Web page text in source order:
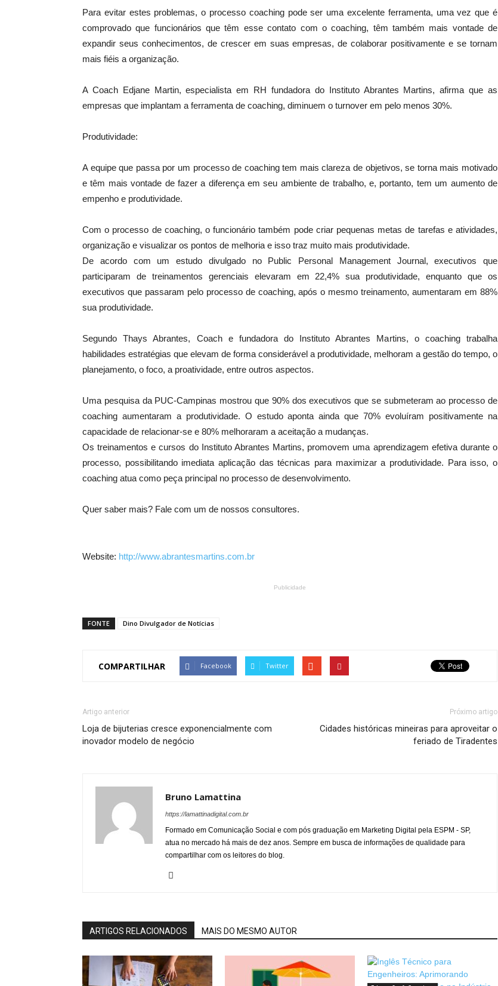
Para evitar estes problemas, o processo coaching pode ser uma excelente ferramenta, uma vez que é
comprovado que funcionários que têm esse contato com o coaching, têm também mais vontade de
expandir seus conhecimentos, de crescer em suas empresas, de colaborar positivamente e se tornam
mais fiéis a organização.
A Coach Edjane Martin, especialista em RH fundadora do Instituto Abrantes Martins, afirma que as
empresas que implantam a ferramenta de coaching, diminuem o turnover em pelo menos 30%.
Produtividade:
A equipe que passa por um processo de coaching tem mais clareza de objetivos, se torna mais motivado
e têm mais vontade de fazer a diferença em seu ambiente de trabalho, e, portanto, tem um aumento de
empenho e produtividade.
Com o processo de coaching, o funcionário também pode criar pequenas metas de tarefas e atividades,
organização e visualizar os pontos de melhoria e isso traz muito mais produtividade.
De acordo com um estudo divulgado no Public Personal Management Journal, executivos que
participaram de treinamentos gerenciais elevaram em 22,4% sua produtividade, enquanto que os
executivos que passaram pelo processo de coaching, após o mesmo treinamento, aumentaram em 88%
sua produtividade.
Segundo Thays Abrantes, Coach e fundadora do Instituto Abrantes Martins, o coaching trabalha
habilidades estratégias que elevam de forma considerável a produtividade, melhoram a gestão do tempo, o
planejamento, o foco, a proatividade, entre outros aspectos.
Uma pesquisa da PUC-Campinas mostrou que 90% dos executivos que se submeteram ao processo de
coaching aumentaram a produtividade. O estudo aponta ainda que 70% evoluíram positivamente na
capacidade de relacionar-se e 80% melhoraram a aceitação a mudanças.
Os treinamentos e cursos do Instituto Abrantes Martins, promovem uma aprendizagem efetiva durante o
processo, possibilitando imediata aplicação das técnicas para maximizar a produtividade. Para isso, o
coaching atua como peça principal no processo de desenvolvimento.
Quer saber mais? Fale com um de nossos consultores.
Website: http://www.abrantesmartins.com.br
Publicidade
FONTE Dino Divulgador de Notícias
COMPARTILHAR Facebook Twitter
Artigo anterior
Loja de bijuterias cresce exponencialmente com
inovador modelo de negócio
Próximo artigo
Cidades históricas mineiras para aproveitar o
feriado de Tiradentes
Bruno Lamattina
https://lamattinadigital.com.br
Formado em Comunicação Social e com pós graduação em Marketing Digital pela ESPM - SP,
atua no mercado há mais de dez anos. Sempre em busca de informações de qualidade para
compartilhar com os leitores do blog.
ARTIGOS RELACIONADOS MAIS DO MESMO AUTOR